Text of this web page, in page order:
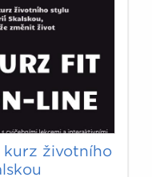
životního